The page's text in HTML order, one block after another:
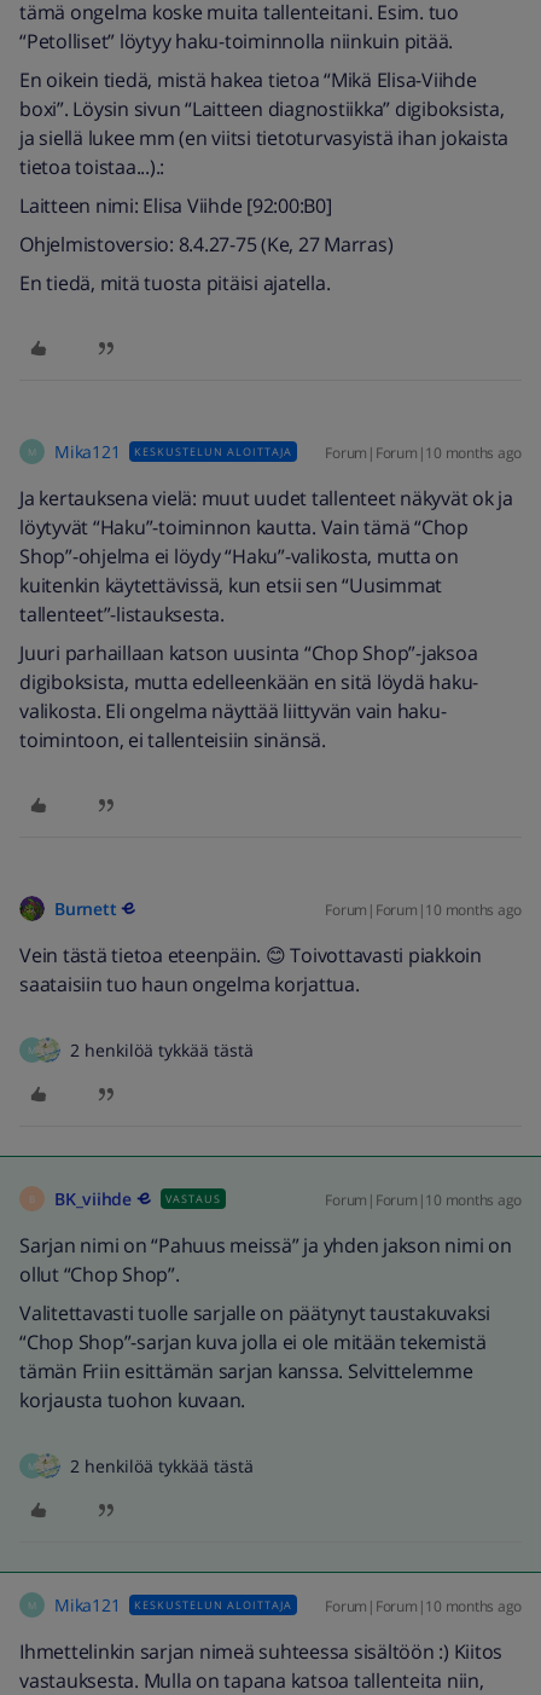
tämä ongelma koske muita tallenteitani. Esim. tuo
“Petolliset” löytyy haku-toiminnolla niinkuin pitää.
En oikein tiedä, mistä hakea tietoa “Mikä Elisa-Viihde
boxi”. Löysin sivun “Laitteen diagnostiikka” digiboksista,
ja siellä lukee mm (en viitsi tietoturvasyistä ihan jokaista
tietoa toistaa...).:
Laitteen nimi: Elisa Viihde [92:00:B0]
Ohjelmistoversio: 8.4.27-75 (Ke, 27 Marras)
En tiedä, mitä tuosta pitäisi ajatella.
M Mika121 KESKUSTELUN ALOITTAJA Forum|Forum|10 months ago
Ja kertauksena vielä: muut uudet tallenteet näkyvät ok ja
löytyvät “Haku”-toiminnon kautta. Vain tämä “Chop
Shop”-ohjelma ei löydy “Haku”-valikosta, mutta on
kuitenkin käytettävissä, kun etsii sen “Uusimmat
tallenteet”-listauksesta.
Juuri parhaillaan katson uusinta “Chop Shop”-jaksoa
digiboksista, mutta edelleenkään en sitä löydä haku-
valikosta. Eli ongelma näyttää liittyvän vain haku-
toimintoon, ei tallenteisiin sinänsä.
Burnett Forum|Forum|10 months ago
Vein tästä tietoa eteenpäin. 😊 Toivottavasti piakkoin
saataisiin tuo haun ongelma korjattua.
M 2 henkilöä tykkää tästä
B BK_viihde VASTAUS Forum|Forum|10 months ago
Sarjan nimi on “Pahuus meissä” ja yhden jakson nimi on
ollut “Chop Shop”.
Valitettavasti tuolle sarjalle on päätynyt taustakuvaksi
“Chop Shop”-sarjan kuva jolla ei ole mitään tekemistä
tämän Friin esittämän sarjan kanssa. Selvittelemme
korjausta tuohon kuvaan.
M 2 henkilöä tykkää tästä
M Mika121 KESKUSTELUN ALOITTAJA Forum|Forum|10 months ago
Ihmettelinkin sarjan nimeä suhteessa sisältöön :) Kiitos
vastauksesta. Mulla on tapana katsoa tallenteita niin,